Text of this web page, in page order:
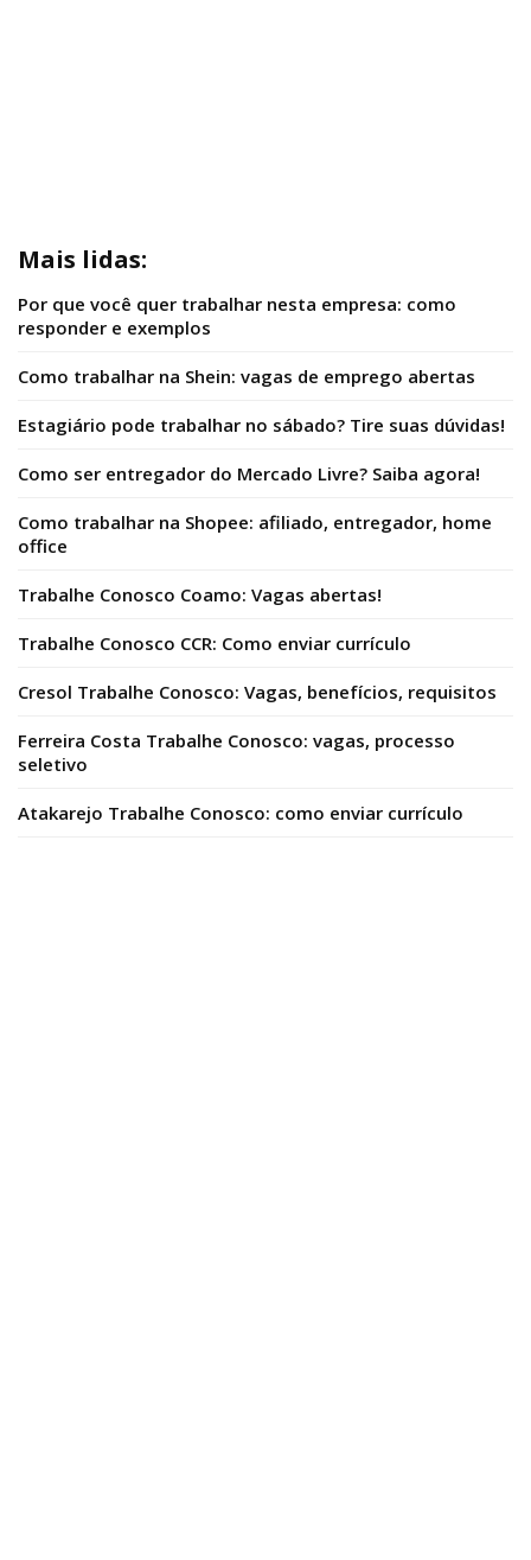
Mais lidas:
Por que você quer trabalhar nesta empresa: como
responder e exemplos
Como trabalhar na Shein: vagas de emprego abertas
Estagiário pode trabalhar no sábado? Tire suas dúvidas!
Como ser entregador do Mercado Livre? Saiba agora!
Como trabalhar na Shopee: afiliado, entregador, home
office
Trabalhe Conosco Coamo: Vagas abertas!
Trabalhe Conosco CCR: Como enviar currículo
Cresol Trabalhe Conosco: Vagas, benefícios, requisitos
Ferreira Costa Trabalhe Conosco: vagas, processo
seletivo
Atakarejo Trabalhe Conosco: como enviar currículo